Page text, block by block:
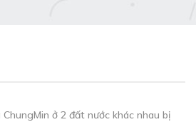
ở 2 đất nước khác nhau bị